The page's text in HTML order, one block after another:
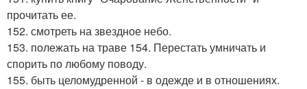
прочитать ее.
152. смотреть на звездное небо.
153. полежать на траве 154. Перестать умничать и
спорить по любому поводу.
155. быть целомудренной - в одежде и в отношениях.